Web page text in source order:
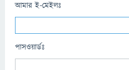
আমার ই-মেইলঃ
পাসওয়ার্ডঃ